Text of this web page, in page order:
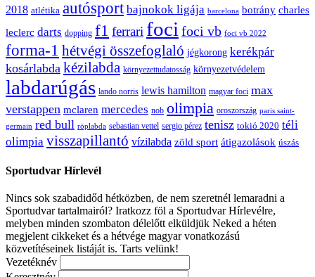
2018 atlétika autósport bajnokok ligája barcelona botrány charles
leclerc darts dopping f1 ferrari foci foci vb foci vb 2022
forma-1 hétvégi összefoglaló jégkorong kerékpár
kosárlabda kézilabda környezettudatosság környezetvédelem
labdarúgás lando norris lewis hamilton magyar foci max
verstappen mclaren mercedes nob olimpia oroszország paris saint-
germain red bull röplabda sebastian vettel sergio pérez tenisz tokió 2020 téli
olimpia visszapillantó vízilabda zöld sport átigazolások úszás
Sportudvar Hírlevél
Nincs sok szabadidőd hétközben, de nem szeretnél lemaradni a
Sportudvar tartalmairól? Iratkozz föl a Sportudvar Hírlevélre,
melyben minden szombaton délelőtt elküldjük Neked a héten
megjelent cikkeket és a hétvége magyar vonatkozású
közvetítéseinek listáját is. Tarts velünk!
Vezetéknév